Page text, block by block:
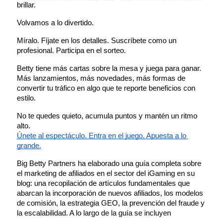
brillar.
Volvamos a lo divertido.
Míralo. Fíjate en los detalles. Suscríbete como un
profesional. Participa en el sorteo.
Betty tiene más cartas sobre la mesa y juega para ganar.
Más lanzamientos, más novedades, más formas de
convertir tu tráfico en algo que te reporte beneficios con
estilo.
No te quedes quieto, acumula puntos y mantén un ritmo
alto.
Únete al espectáculo. Entra en el juego. Apuesta a lo
grande.
Big Betty Partners ha elaborado una guía completa sobre
el marketing de afiliados en el sector del iGaming en su
blog: una recopilación de artículos fundamentales que
abarcan la incorporación de nuevos afiliados, los modelos
de comisión, la estrategia GEO, la prevención del fraude y
la escalabilidad. A lo largo de la guía se incluyen